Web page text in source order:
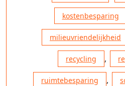
kostenbesparing
milieuvriendelijkheid
recycling ,
ruimtebesparing ,